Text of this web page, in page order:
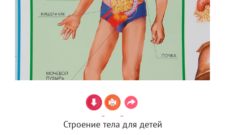
Строение тела для детей